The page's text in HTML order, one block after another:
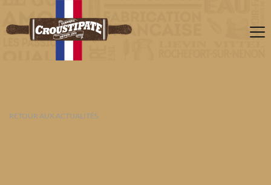
RETOUR AUX ACTUALITÉS